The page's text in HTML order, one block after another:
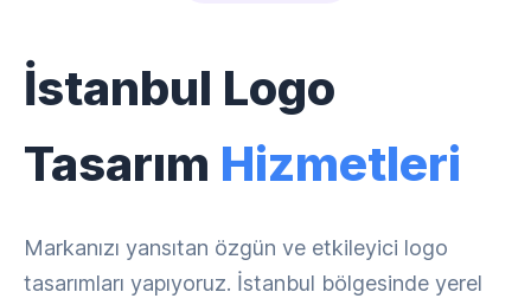
İstanbul Logo
Tasarım Hizmetleri
Markanızı yansıtan özgün ve etkileyici logo
tasarımları yapıyoruz. İstanbul bölgesinde yerel